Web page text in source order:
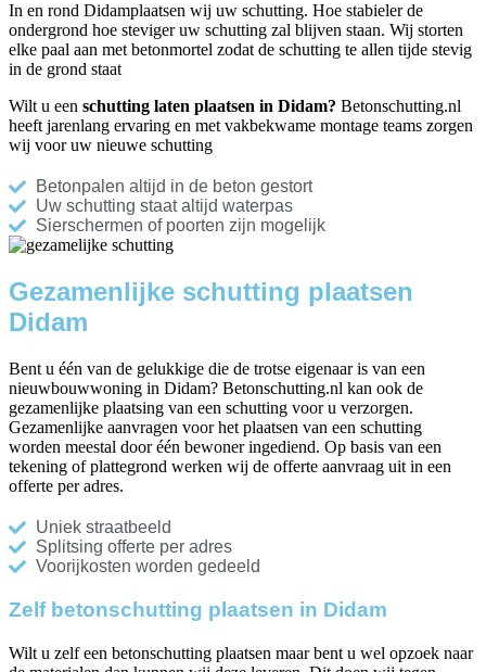
In en rond Didamplaatsen wij uw schutting. Hoe stabieler de
ondergrond hoe steviger uw schutting zal blijven staan. Wij storten
elke paal aan met betonmortel zodat de schutting te allen tijde stevig
in de grond staat
Wilt u een schutting laten plaatsen in Didam? Betonschutting.nl
heeft jarenlang ervaring en met vakbekwame montage teams zorgen
wij voor uw nieuwe schutting
Betonpalen altijd in de beton gestort
Uw schutting staat altijd waterpas
Sierschermen of poorten zijn mogelijk
Gezamenlijke schutting plaatsen
Didam
Bent u één van de gelukkige die de trotse eigenaar is van een
nieuwbouwwoning in Didam? Betonschutting.nl kan ook de
gezamenlijke plaatsing van een schutting voor u verzorgen.
Gezamenlijke aanvragen voor het plaatsen van een schutting
worden meestal door één bewoner ingediend. Op basis van een
tekening of plattegrond werken wij de offerte aanvraag uit in een
offerte per adres.
Uniek straatbeeld
Splitsing offerte per adres
Voorijkosten worden gedeeld
Zelf betonschutting plaatsen in Didam
Wilt u zelf een betonschutting plaatsen maar bent u wel opzoek naar